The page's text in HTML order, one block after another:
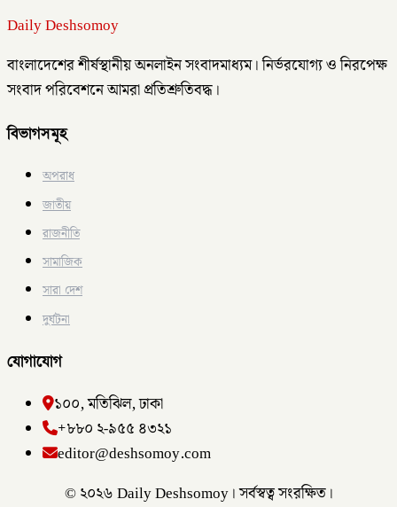
Daily Deshsomoy
বাংলাদেশের শীর্ষস্থানীয় অনলাইন সংবাদমাধ্যম। নির্ভরযোগ্য ও নিরপেক্ষ
সংবাদ পরিবেশনে আমরা প্রতিশ্রুতিবদ্ধ।
বিভাগসমূহ
অপরাধ
জাতীয়
রাজনীতি
সামাজিক
সারা দেশ
দুর্ঘটনা
যোগাযোগ
১০০, মতিঝিল, ঢাকা
+৮৮০ ২-৯৫৫ ৪৩২১
editor@deshsomoy.com
© ২০২৬ Daily Deshsomoy। সর্বস্বত্ব সংরক্ষিত।